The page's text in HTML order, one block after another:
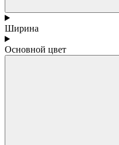
Ширина
Основной цвет